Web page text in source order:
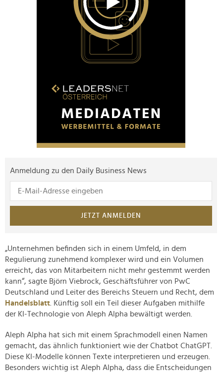
Anmeldung zu den Daily Business News
JETZT ANMELDEN
„Unternehmen befinden sich in einem Umfeld, in dem
Regulierung zunehmend komplexer wird und ein Volumen
erreicht, das von Mitarbeitern nicht mehr gestemmt werden
kann“, sagte Björn Viebrock, Geschäftsführer von PwC
Deutschland und Leiter des Bereichs Steuern und Recht, dem
Handelsblatt . Künftig soll ein Teil dieser Aufgaben mithilfe
der KI-Technologie von Aleph Alpha bewältigt werden.
Aleph Alpha hat sich mit einem Sprachmodell einen Namen
gemacht, das ähnlich funktioniert wie der Chatbot ChatGPT.
Diese KI-Modelle können Texte interpretieren und erzeugen.
Besonders wichtig ist Aleph Alpha, dass die Entscheidungen